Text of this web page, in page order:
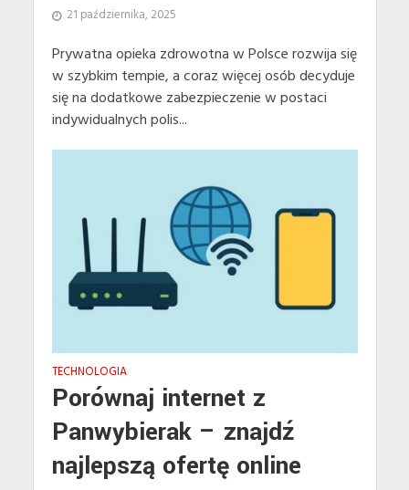
21 października, 2025
Prywatna opieka zdrowotna w Polsce rozwija się
w szybkim tempie, a coraz więcej osób decyduje
się na dodatkowe zabezpieczenie w postaci
indywidualnych polis...
TECHNOLOGIA
Porównaj internet z
Panwybierak – znajdź
najlepszą ofertę online